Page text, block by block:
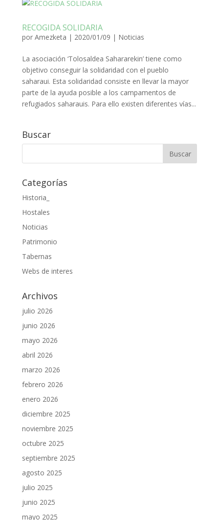
RECOGIDA SOLIDARIA
por Amezketa | 2020/01/09 | Noticias
La asociación ‘Tolosaldea Sahararekin’ tiene como
objetivo conseguir la solidaridad con el pueblo
saharaui. Esta solidaridad consiste en llevar la mayor
parte de la ayuda posible a los campamentos de
refugiados saharauis. Para ello existen diferentes vías...
Buscar
Categorías
Historia_
Hostales
Noticias
Patrimonio
Tabernas
Webs de interes
Archivos
julio 2026
junio 2026
mayo 2026
abril 2026
marzo 2026
febrero 2026
enero 2026
diciembre 2025
noviembre 2025
octubre 2025
septiembre 2025
agosto 2025
julio 2025
junio 2025
mayo 2025